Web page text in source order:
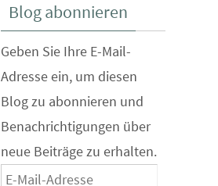
Blog abonnieren
Geben Sie Ihre E-Mail-
Adresse ein, um diesen
Blog zu abonnieren und
Benachrichtigungen über
neue Beiträge zu erhalten.
E-